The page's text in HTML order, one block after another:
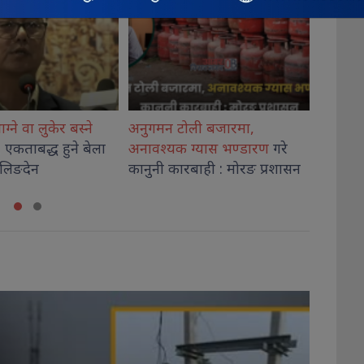
बजारमा,
भण्डारण गरे
: मोरङ प्रशासन
शिक्षा मन्त्रालयमा उच्च शिक्षा नीति
कार्यशालाको पहिलो सत्र सम्पन्न